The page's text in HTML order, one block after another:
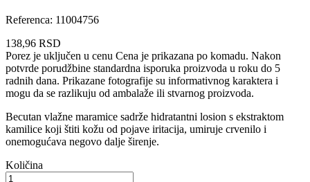
Referenca: 11004756
138,96 RSD
Porez je uključen u cenu Cena je prikazana po komadu. Nakon
potvrde porudžbine standardna isporuka proizvoda u roku do 5
radnih dana. Prikazane fotografije su informativnog karaktera i
mogu da se razlikuju od ambalaže ili stvarnog proizvoda.
Becutan vlažne maramice sadrže hidratantni losion s ekstraktom
kamilice koji štiti kožu od pojave iritacija, umiruje crvenilo i
onemogućava negovo dalje širenje.
Količina